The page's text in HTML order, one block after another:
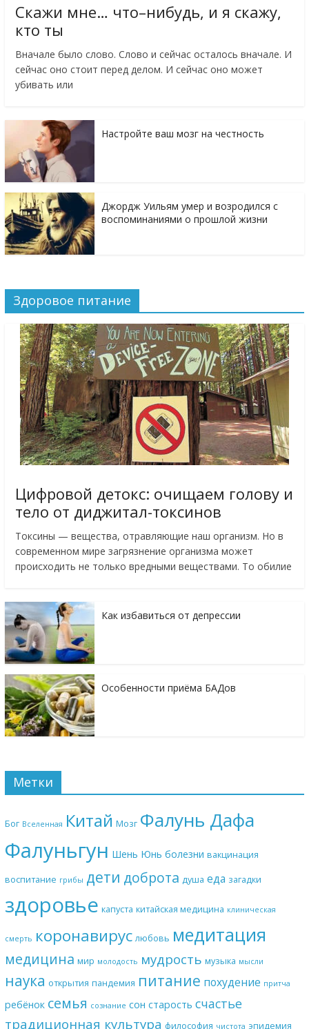
Скажи мне… что–нибудь, и я скажу,
кто ты
Вначале было слово. Слово и сейчас осталось вначале. И
сейчас оно стоит перед делом. И сейчас оно может
убивать или
Настройте ваш мозг на честность
Джордж Уильям умер и возродился с
воспоминаниями о прошлой жизни
Здоровое питание
Цифровой детокс: очищаем голову и
тело от диджитал-токсинов
Токсины — вещества, отравляющие наш организм. Но в
современном мире загрязнение организма может
происходить не только вредными веществами. То обилие
Как избавиться от депрессии
Особенности приёма БАДов
Метки
Бог Вселенная Китай Мозг Фалунь Дафа
Фалуньгун Шень Юнь болезни вакцинация
воспитание грибы дети доброта душа еда загадки
здоровье капуста китайская медицина клиническая
смерть коронавирус любовь медитация
медицина мир молодость мудрость музыка мысли
наука открытия пандемия питание похудение притча
ребёнок семья сознание сон старость счастье
традиционная культура философия чистота эпидемия